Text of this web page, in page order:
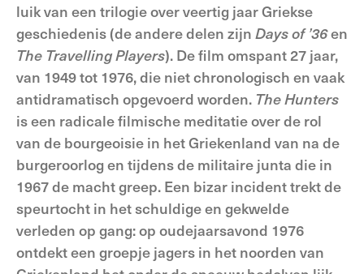
luik van een trilogie over veertig jaar Griekse
geschiedenis (de andere delen zijn Days of ’36en
The Travelling Players). De film omspant 27 jaar,
van 1949 tot 1976, die niet chronologisch en vaak
antidramatisch opgevoerd worden. The Hunters
is een radicale filmische meditatie over de rol
van de bourgeoisie in het Griekenland van na de
burgeroorlog en tijdens de militaire junta die in
1967 de macht greep. Een bizar incident trekt de
speurtocht in het schuldige en gekwelde
verleden op gang: op oudejaarsavond 1976
ontdekt een groepje jagers in het noorden van